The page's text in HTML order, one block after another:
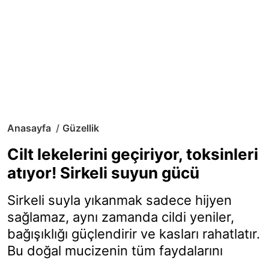
Anasayfa Güzellik
Cilt lekelerini geçiriyor, toksinleri
atıyor! Sirkeli suyun gücü
Sirkeli suyla yıkanmak sadece hijyen
sağlamaz, aynı zamanda cildi yeniler,
bağışıklığı güçlendirir ve kasları rahatlatır.
Bu doğal mucizenin tüm faydalarını